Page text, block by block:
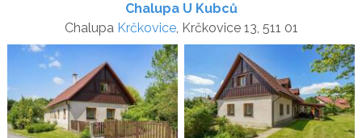
Chalupa U Kubců
Chalupa Krčkovice, Krčkovice 13, 511 01